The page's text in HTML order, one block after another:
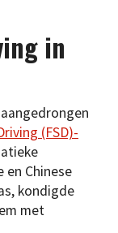
in
(FSD)-
Chinese
kondigde
met